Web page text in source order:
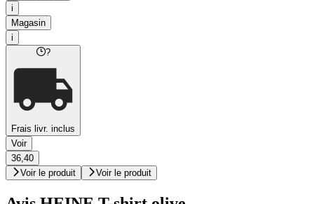
i
Magasin
i
?
Frais livr. inclus
Voir
36,40
Voir le produit
Voir le produit